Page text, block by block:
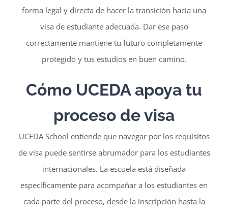
forma legal y directa de hacer la transición hacia una
visa de estudiante adecuada. Dar ese paso
correctamente mantiene tu futuro completamente
protegido y tus estudios en buen camino.
Cómo UCEDA apoya tu
proceso de visa
UCEDA School entiende que navegar por los requisitos
de visa puede sentirse abrumador para los estudiantes
internacionales. La escuela está diseñada
específicamente para acompañar a los estudiantes en
cada parte del proceso, desde la inscripción hasta la